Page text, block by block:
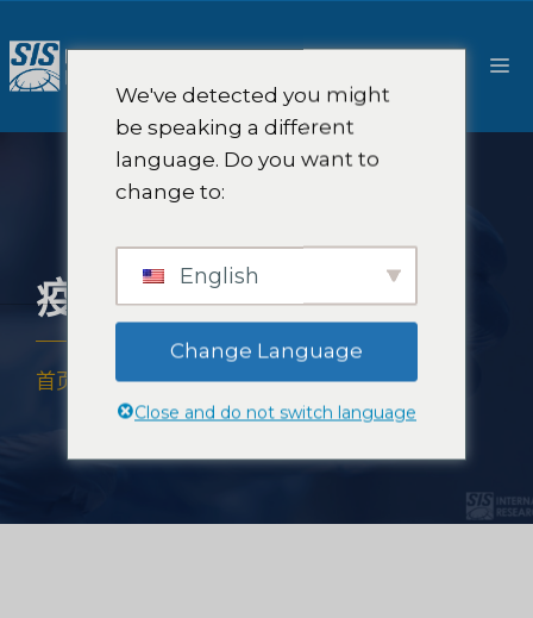
至
内
菜
疫苗市场研究
首页 专业知识-行业-疫苗市场研究
We've detected you might
be speaking a different
language. Do you want to
change to:
English
Change Language
Close and do not switch language